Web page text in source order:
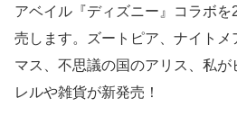
アベイル『ディズニー』コラボ
売します。ズートピア、ナイトメ
マス、不思議の国のアリス、私
レルや雑貨が新発売！